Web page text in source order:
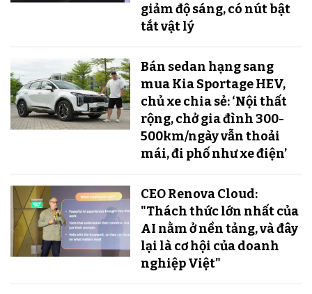
giảm độ sáng, có nút bật
tắt vật lý
Bán sedan hạng sang
mua Kia Sportage HEV,
chủ xe chia sẻ: ‘Nội thất
rộng, chở gia đình 300-
500km/ngày vẫn thoải
mái, đi phố như xe điện’
CEO Renova Cloud:
"Thách thức lớn nhất của
AI nằm ở nền tảng, và đây
lại là cơ hội của doanh
nghiệp Việt"